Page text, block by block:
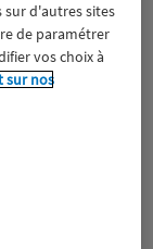
Jeunesse
d'autres sites
de paramétrer
vos choix à
sur nos